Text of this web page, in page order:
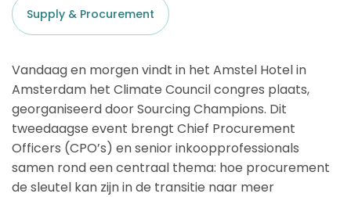
Supply & Procurement
Vandaag en morgen vindt in het Amstel Hotel in
Amsterdam het Climate Council congres plaats,
georganiseerd door Sourcing Champions. Dit
tweedaagse event brengt Chief Procurement
Officers (CPO’s) en senior inkoopprofessionals
samen rond een centraal thema: hoe procurement
de sleutel kan zijn in de transitie naar meer